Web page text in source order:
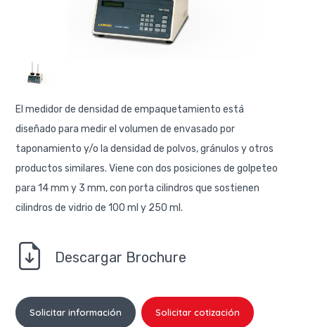
El medidor de densidad de empaquetamiento está
diseñado para medir el volumen de envasado por
taponamiento y/o la densidad de polvos, gránulos y otros
productos similares. Viene con dos posiciones de golpeteo
para 14 mm y 3 mm, con porta cilindros que sostienen
cilindros de vidrio de 100 ml y 250 ml.
Descargar Brochure
Solicitar información Solicitar cotización